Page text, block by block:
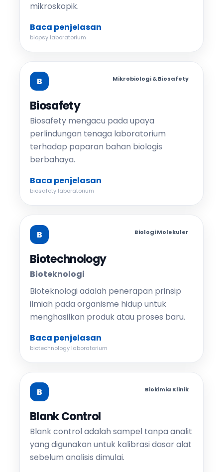
mikroskopik.
Baca penjelasan
biopsy laboratorium
B Mikrobiologi & Biosafety
Biosafety
Biosafety mengacu pada upaya
perlindungan tenaga laboratorium
terhadap paparan bahan biologis
berbahaya.
Baca penjelasan
biosafety laboratorium
B Biologi Molekuler
Biotechnology
Bioteknologi
Bioteknologi adalah penerapan prinsip
ilmiah pada organisme hidup untuk
menghasilkan produk atau proses baru.
Baca penjelasan
biotechnology laboratorium
B Biokimia Klinik
Blank Control
Blank control adalah sampel tanpa analit
yang digunakan untuk kalibrasi dasar alat
sebelum analisis dimulai.